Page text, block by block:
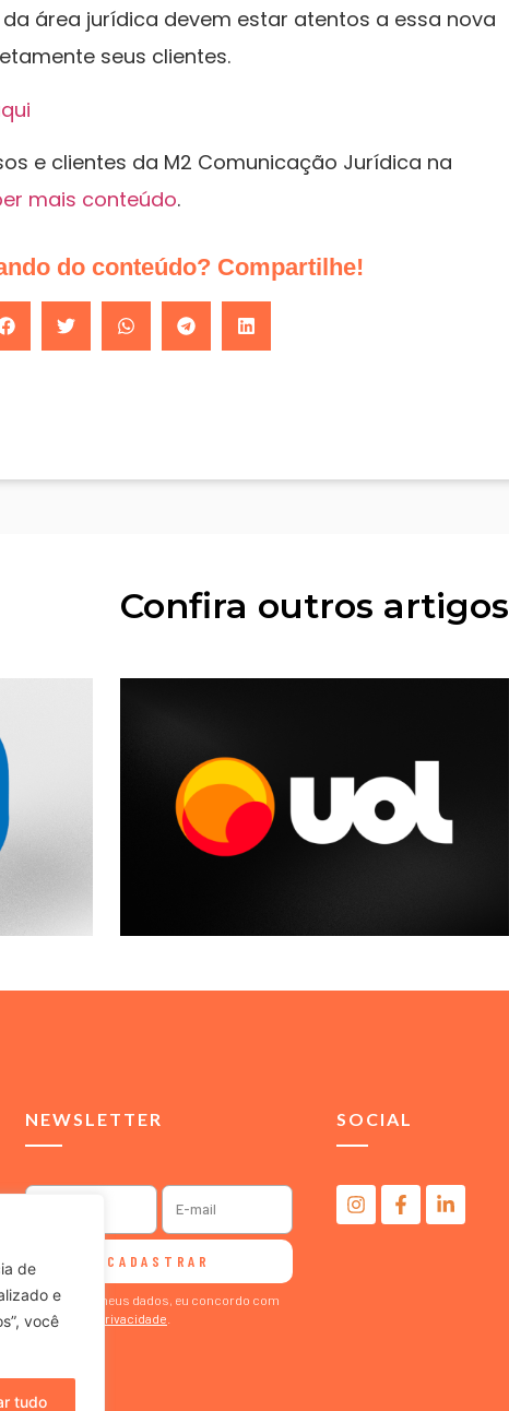
de
e
você
tudo
área jurídica devem estar atentos a essa nova
seus clientes.
e clientes da M2 Comunicação Jurídica na
mais conteúdo.
do conteúdo? Compartilhe!
Confira outros artigos
NEWSLETTER
CADASTRAR
Ao informar meus dados, eu concordo com
aPolítica de Privacidade
SOCIAL